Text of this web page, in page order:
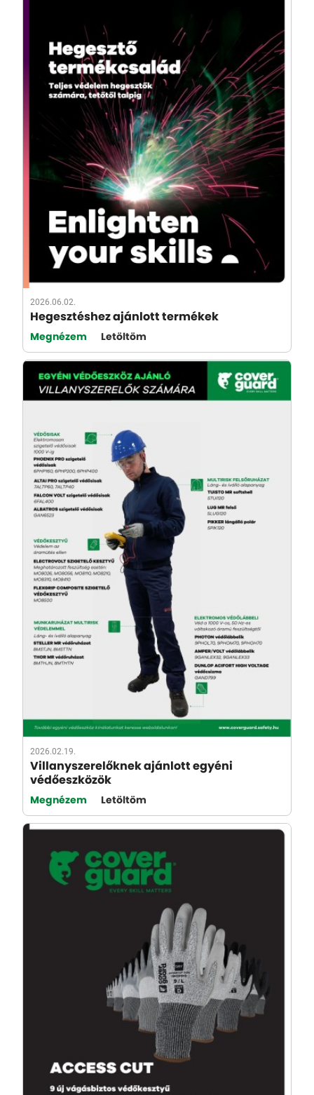
2026.06.02.
Hegesztéshez ajánlott termékek
Megnézem Letöltöm
2026.02.19.
Villanyszerelőknek ajánlott egyéni
védőeszközök
Megnézem Letöltöm